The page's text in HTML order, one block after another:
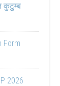
कुटुम्ब
Form
2026